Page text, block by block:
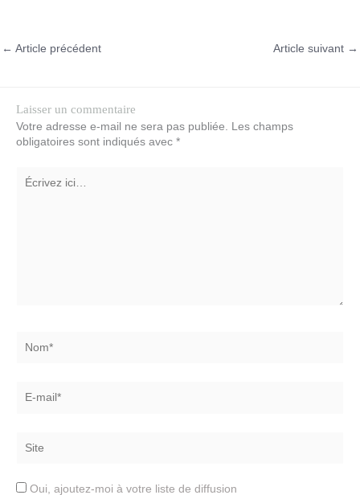
← Article précédent Article suivant →
Laisser un commentaire
Votre adresse e-mail ne sera pas publiée. Les champs
obligatoires sont indiqués avec *
ici…
mail*
Oui, ajoutez-moi à votre liste de diffusion